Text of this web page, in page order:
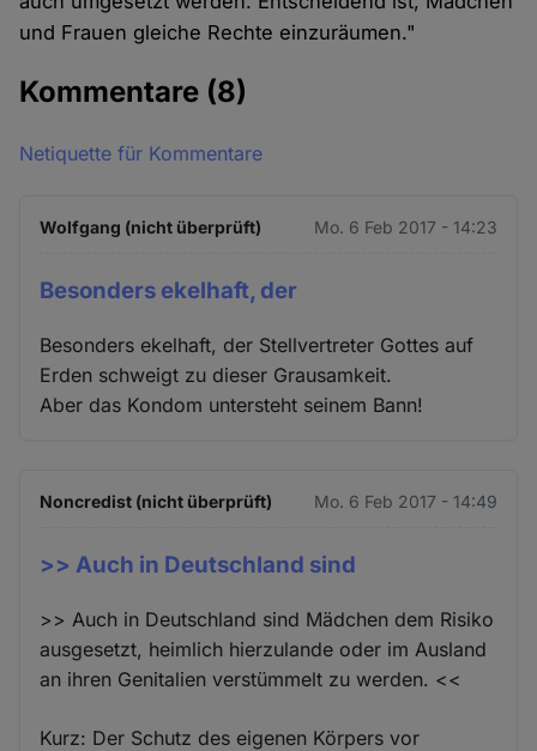
und Frauen gleiche Rechte einzuräumen."
Kommentare (8)
Netiquette für Kommentare
Wolfgang (nicht überprüft) Mo. 6 Feb 2017 - 14:23
Besonders ekelhaft, der
Besonders ekelhaft, der Stellvertreter Gottes auf
Erden schweigt zu dieser Grausamkeit.
Aber das Kondom untersteht seinem Bann!
Noncredist (nicht überprüft) Mo. 6 Feb 2017 - 14:49
>> Auch in Deutschland sind
>> Auch in Deutschland sind Mädchen dem Risiko
ausgesetzt, heimlich hierzulande oder im Ausland
an ihren Genitalien verstümmelt zu werden. <<
Kurz: Der Schutz des eigenen Körpers vor